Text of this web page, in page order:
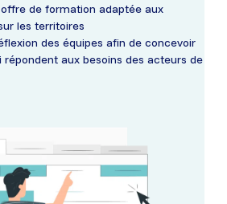
de formation adaptée aux
les territoires
des équipes afin de concevoir
aux besoins des acteurs de